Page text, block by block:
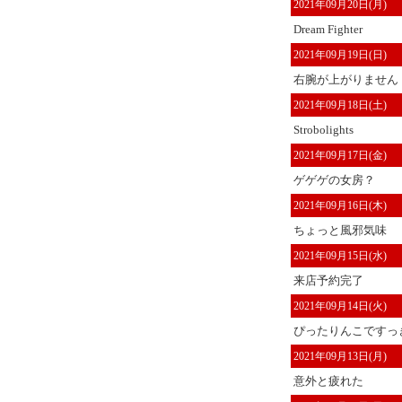
2021年09月20日(月)
Dream Fighter
2021年09月19日(日)
右腕が上がりません
2021年09月18日(土)
Strobolights
2021年09月17日(金)
ゲゲゲの女房？
2021年09月16日(木)
ちょっと風邪気味
2021年09月15日(水)
来店予約完了
2021年09月14日(火)
ぴったりんこですっ
2021年09月13日(月)
意外と疲れた